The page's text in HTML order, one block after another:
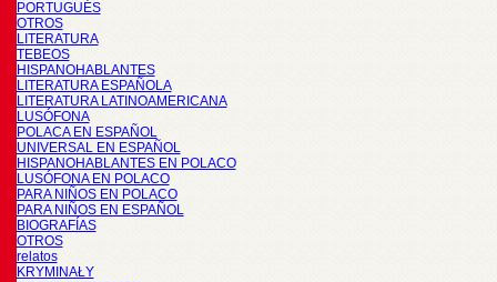
PORTUGUÉS
OTROS
LITERATURA
TEBEOS
HISPANOHABLANTES
LITERATURA ESPAÑOLA
LITERATURA LATINOAMERICANA
LUSÓFONA
POLACA EN ESPAÑOL
UNIVERSAL EN ESPAÑOL
HISPANOHABLANTES EN POLACO
LUSÓFONA EN POLACO
PARA NIÑOS EN POLACO
PARA NIÑOS EN ESPAÑOL
BIOGRAFÍAS
OTROS
relatos
KRYMINAŁY